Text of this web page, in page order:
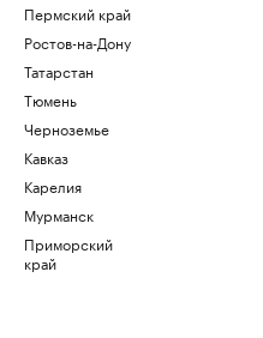
Пермский край
Ростов-на-Дону
Татарстан
Тюмень
Черноземье
Кавказ
Карелия
Мурманск
Приморский
край